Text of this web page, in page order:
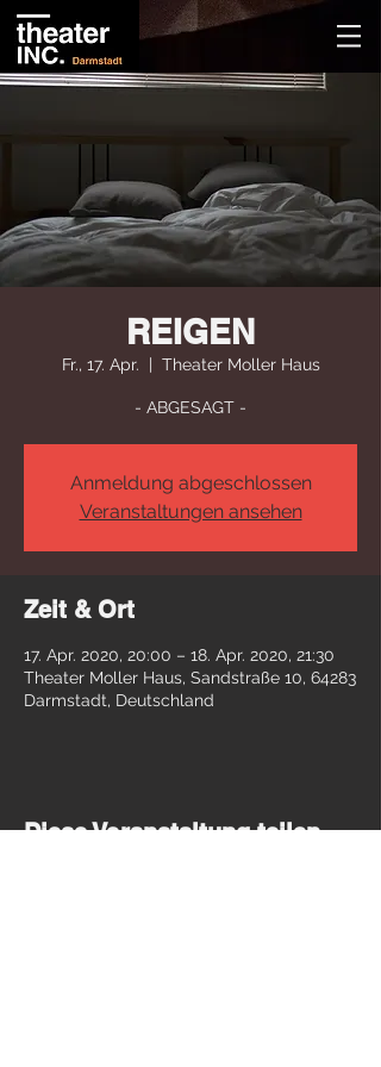
REIGEN
Fr., 17. Apr.
  |
Theater Moller Haus
- ABGESAGT -
Anmeldung abgeschlossen
Veranstaltungen ansehen
Zeit & Ort
17. Apr. 2020, 20:00 – 18. Apr. 2020, 21:30
Theater Moller Haus, Sandstraße 10, 64283
Darmstadt, Deutschland
Diese Veranstaltung teilen